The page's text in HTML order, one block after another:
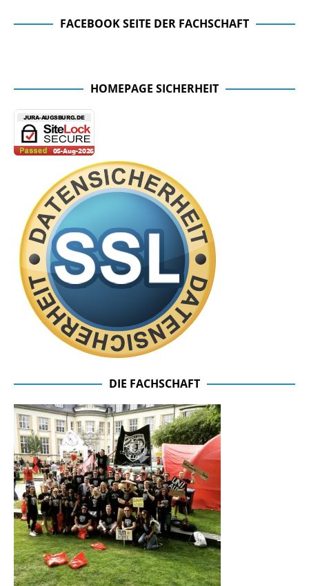
FACEBOOK SEITE DER FACHSCHAFT
HOMEPAGE SICHERHEIT
DIE FACHSCHAFT